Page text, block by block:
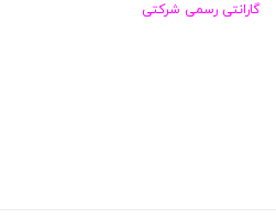
گارانتی رسمی شرکتی